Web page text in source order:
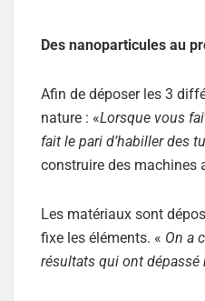
Des nanoparticules au
Afin de déposer les 3
nature : «Lorsque vous
fait le pari d’habiller des
construire des machines
Les matériaux sont
fixe les éléments. « On a
résultats qui ont